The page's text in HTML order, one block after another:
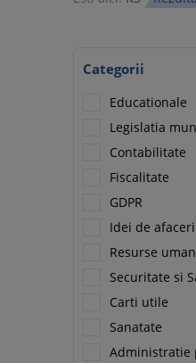
Categorii
Educationale
Legislatia
Contabilitate
Fiscalitate
GDPR
Idei de afaceri
Resurse
Securitate si
Carti utile
Sanatate
Administratie